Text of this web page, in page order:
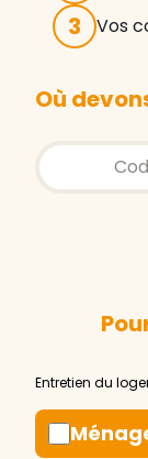
3 Vos
Où
Store
Rechercher